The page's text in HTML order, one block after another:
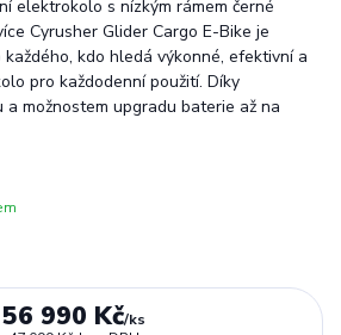
elektrokolo s nízkým rámem černé
Cyrusher Glider Cargo E-Bike je
kdo hledá výkonné, efektivní a
pro každodenní použití. Díky
možnostem upgradu baterie až na
56 990 Kč/ks